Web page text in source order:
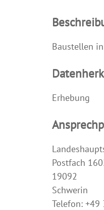
Baustellen
Erhebung
Postfach
19092
Schwerin
Telefon: